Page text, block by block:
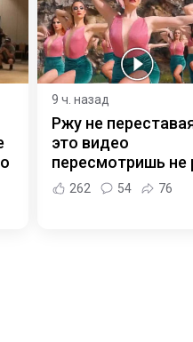
9 ч. назад
Ржу не
это видео
пересмотришь не
262 54 76